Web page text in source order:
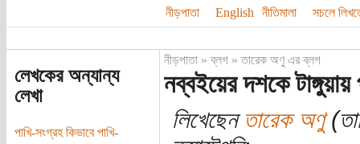
নীড়পাতা
English নীতিমালা সচলে
লেখকের অন্যান্য
লেখা
পাখি-সংগ্রহ কিভাবে পাখি-
নীড়পাতা»ব্লগ»তারেক অণু এর ব্লগ
নব্বইয়ের দশকে
লিখেছেনতারেক অণু